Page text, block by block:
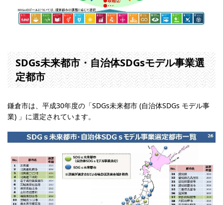
SDGs未来都市・自治体SDGsモデル事業選
定都市
鎌倉市は、平成30年度の「SDGs未来都市 (自治体SDGs モデル事
業) 」に選定されています。